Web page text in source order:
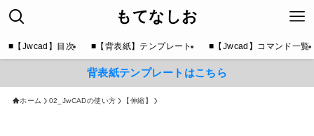
もてなしお
■【Jwcad】目次 ■【背表紙】テンプレート ■【Jwcad】コマンド一覧
背表紙テンプレートはこちら
ホーム 02_JwCADの使い方 【伸縮】